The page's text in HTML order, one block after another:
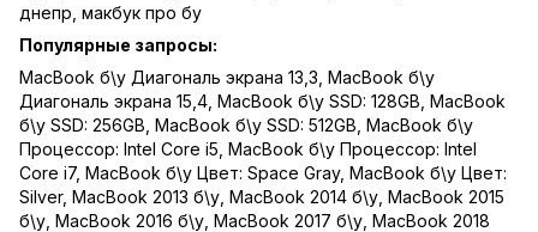
днепр макбук про бу
Популярные запросы:
MacBook б\у Диагональ экрана 13,3 MacBook б\у
Диагональ экрана 15,4 MacBook б\у SSD: 128GB MacBook
б\у SSD: 256GB MacBook б\у SSD: 512GB MacBook б\у
Процессор: Intel Core i5 MacBook б\у Процессор: Intel
Core i7, MacBook б\у Цвет: Space Gray, MacBook б\у Цвет:
Silver, MacBook 2013 б\у MacBook 2014 б\у MacBook 2015
б\у MacBook 2016 б\у MacBook 2017 б\у MacBook 2018